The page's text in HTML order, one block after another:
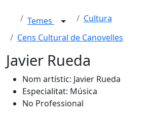
Temes
Cultura
Cens Cultural de Canovelles
Javier Rueda
Nom artístic: Javier Rueda
Especialitat: Música
No Professional